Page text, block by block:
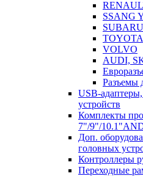
SSANG
SUBARU
VOLVO
AUDI,
Разъемы
USB-
устройств
Комплекты
7"/9"/
Доп.
головных
Контроллеры
Переходные